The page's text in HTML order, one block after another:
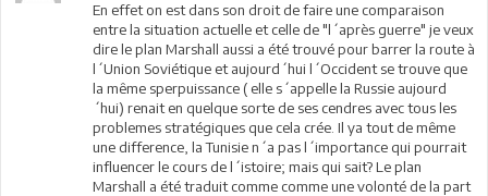
En effet on est dans son droit de faire une comparaison
entre la situation actuelle et celle de "l´après guerre" je veux
dire le plan Marshall aussi a été trouvé pour barrer la route à
l´Union Soviétique et aujourd´hui l´Occident se trouve que
la même sperpuissance ( elle s´appelle la Russie aujourd
´hui) renait en quelque sorte de ses cendres avec tous les
problemes stratégiques que cela crée. Il ya tout de même
une difference, la Tunisie n´a pas l´importance qui pourrait
influencer le cours de l´istoire; mais qui sait? Le plan
Marshall a été traduit comme comme une volonté de la part